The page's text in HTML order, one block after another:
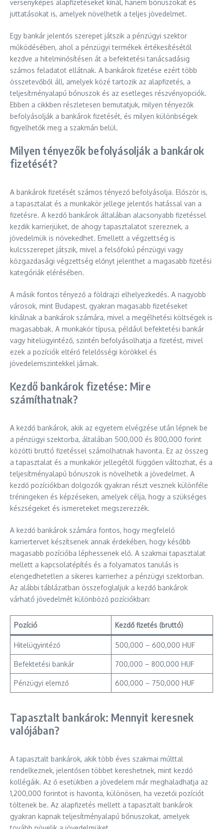
versenyképes alapfizetéseket kínál, hanem bónuszokat és
juttatásokat is, amelyek növelhetik a teljes jövedelmet.
Egy bankár jelentős szerepet játszik a pénzügyi szektor
működésében, ahol a pénzügyi termékek értékesítésétől
kezdve a hitelminősítésen át a befektetési tanácsadásig
számos feladatot ellátnak. A bankárok fizetése ezért több
összetevőből áll, amelyek közé tartozik az alapfizetés, a
teljesítményalapú bónuszok és az esetleges részvényopciók.
Ebben a cikkben részletesen bemutatjuk, milyen tényezők
befolyásolják a bankárok fizetését, és milyen különbségek
figyelhetők meg a szakmán belül.
Milyen tényezők befolyásolják a bankárok
fizetését?
A bankárok fizetését számos tényező befolyásolja. Először is,
a tapasztalat és a munkakör jellege jelentős hatással van a
fizetésre. A kezdő bankárok általában alacsonyabb fizetéssel
kezdik karrierjüket, de ahogy tapasztalatot szereznek, a
jövedelmük is növekedhet. Emellett a végzettség is
kulcsszerepet játszik, mivel a felsőfokú pénzügyi vagy
közgazdasági végzettség előnyt jelenthet a magasabb fizetési
kategóriák elérésében.
A másik fontos tényező a földrajzi elhelyezkedés. A nagyobb
városok, mint Budapest, gyakran magasabb fizetéseket
kínálnak a bankárok számára, mivel a megélhetési költségek is
magasabbak. A munkakör típusa, például befektetési bankár
vagy hitelügyintéző, szintén befolyásolhatja a fizetést, mivel
ezek a pozíciók eltérő felelősségi körökkel és
jövedelemszintekkel járnak.
Kezdő bankárok fizetése: Mire
számíthatnak?
A kezdő bankárok, akik az egyetem elvégzése után lépnek be
a pénzügyi szektorba, általában 500,000 és 800,000 forint
közötti bruttó fizetéssel számolhatnak havonta. Ez az összeg
a tapasztalat és a munkakör jellegétől függően változhat, és a
teljesítményalapú bónuszok is növelhetik a jövedelmet. A
kezdő pozíciókban dolgozók gyakran részt vesznek különféle
tréningeken és képzéseken, amelyek célja, hogy a szükséges
készségeket és ismereteket megszerezzék.
A kezdő bankárok számára fontos, hogy megfelelő
karriertervet készítsenek annak érdekében, hogy később
magasabb pozícióba léphessenek elő. A szakmai tapasztalat
mellett a kapcsolatépítés és a folyamatos tanulás is
elengedhetetlen a sikeres karrierhez a pénzügyi szektorban.
Az alábbi táblázatban összefoglaljuk a kezdő bankárok
várható jövedelmét különböző pozíciókban:
Pozíció Kezdő fizetés (bruttó)
Hitelügyintéző 500,000 – 600,000 HUF
Befektetési bankár 700,000 – 800,000 HUF
Pénzügyi elemző 600,000 – 750,000 HUF
Tapasztalt bankárok: Mennyit keresnek
valójában?
A tapasztalt bankárok, akik több éves szakmai múlttal
rendelkeznek, jelentősen többet kereshetnek, mint kezdő
kollégáik. Az ő esetükben a jövedelem már meghaladhatja az
1,200,000 forintot is havonta, különösen, ha vezetői pozíciót
töltenek be. Az alapfizetés mellett a tapasztalt bankárok
gyakran kapnak teljesítményalapú bónuszokat, amelyek